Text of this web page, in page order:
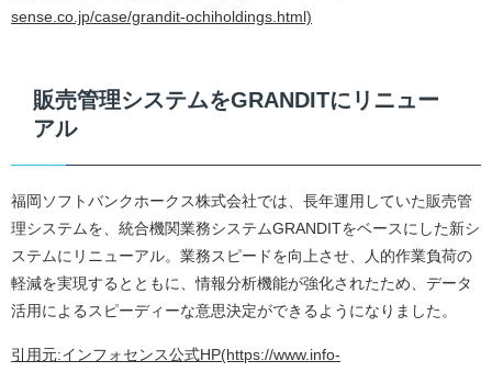
sense.co.jp/case/grandit-ochiholdings.html)
販売管理システムをGRANDITにリニュー
アル
福岡ソフトバンクホークス株式会社では、長年運用していた販売管
理システムを、統合機関業務システムGRANDITをベースにした新シ
ステムにリニューアル。業務スピードを向上させ、人的作業負荷の
軽減を実現するとともに、情報分析機能が強化されたため、データ
活用によるスピーディーな意思決定ができるようになりました。
引用元:インフォセンス公式HP(https://www.info-